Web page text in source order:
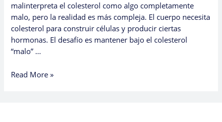
malinterpreta el colesterol como algo completamente
malo, pero la realidad es más compleja. El cuerpo necesita
colesterol para construir células y producir ciertas
hormonas. El desafío es mantener bajo el colesterol
“malo” …
Read More »